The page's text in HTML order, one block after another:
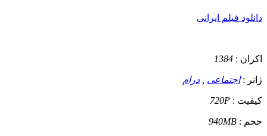
دانلود فیلم ایرانی
اکران : 1384
ژانر :اجتماعی درام
کیفیت : 720P
حجم : 940MB